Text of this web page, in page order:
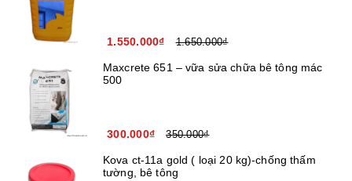
1.550.000₫ 1.650.000₫
Maxcrete 651 – vữa sửa chữa bê tông mác
500
300.000₫ 350.000₫
Kova ct-11a gold ( loại 20 kg)-chống thấm
tường, bê tông